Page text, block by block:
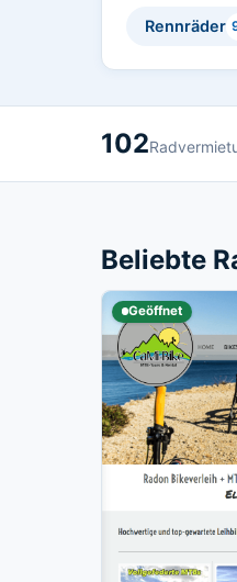
Rennräder
102
Beliebte
Geöffnet